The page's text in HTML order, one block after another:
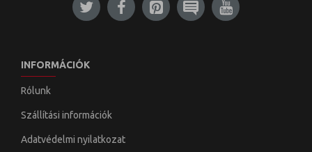
INFORMÁCIÓK
Rólunk
Szállítási információk
Adatvédelmi nyilatkozat